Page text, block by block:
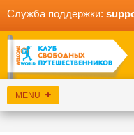
Служба поддержки: